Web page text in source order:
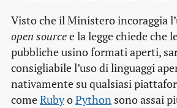
Visto che il Ministero incoraggia
open sourcee la legge chiede che
pubbliche usino formati aperti,
consigliabile l’uso di linguaggi
nativamente su qualsiasi
comeRubyoPython sono assai